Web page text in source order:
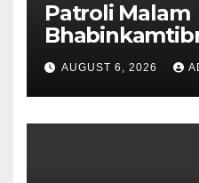
Patroli Malam
Pilar
Perkuat
Diajak
AUGUST 6, 2026